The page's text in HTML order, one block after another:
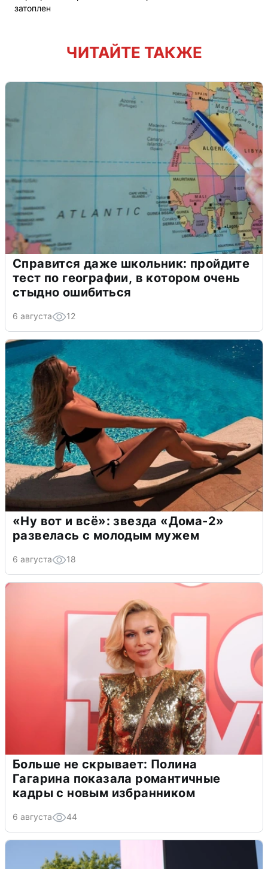
затоплен
ЧИТАЙТЕ ТАКЖЕ
Справится даже школьник: пройдите
тест по географии, в котором очень
стыдно ошибиться
6 августа 12
«Ну вот и всё»: звезда «Дома-2»
развелась с молодым мужем
6 августа 18
Больше не скрывает: Полина
Гагарина показала романтичные
кадры с новым избранником
6 августа 44